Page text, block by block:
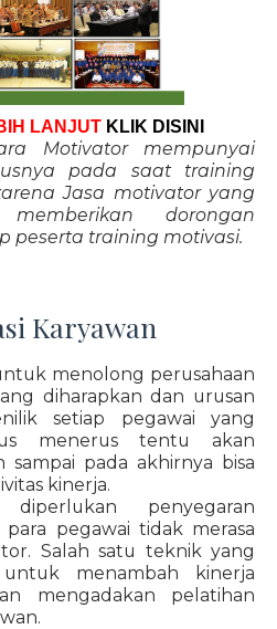
LANJUT KLIK DISINI
Motivator mempunyai
pada saat training
Jasa motivator yang
dorongan
peserta training motivasi.
Karyawan
menolong perusahaan
diharapkan dan urusan
setiap pegawai yang
menerus tentu akan
sampai pada akhirnya bisa
kinerja.
penyegaran
pegawai tidak merasa
Salah satu teknik yang
menambah kinerja
mengadakan pelatihan